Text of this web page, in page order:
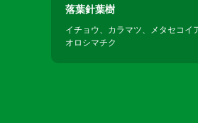
落葉針葉樹
イチョウ、カラマツ、メタセコイ
オロシマチク